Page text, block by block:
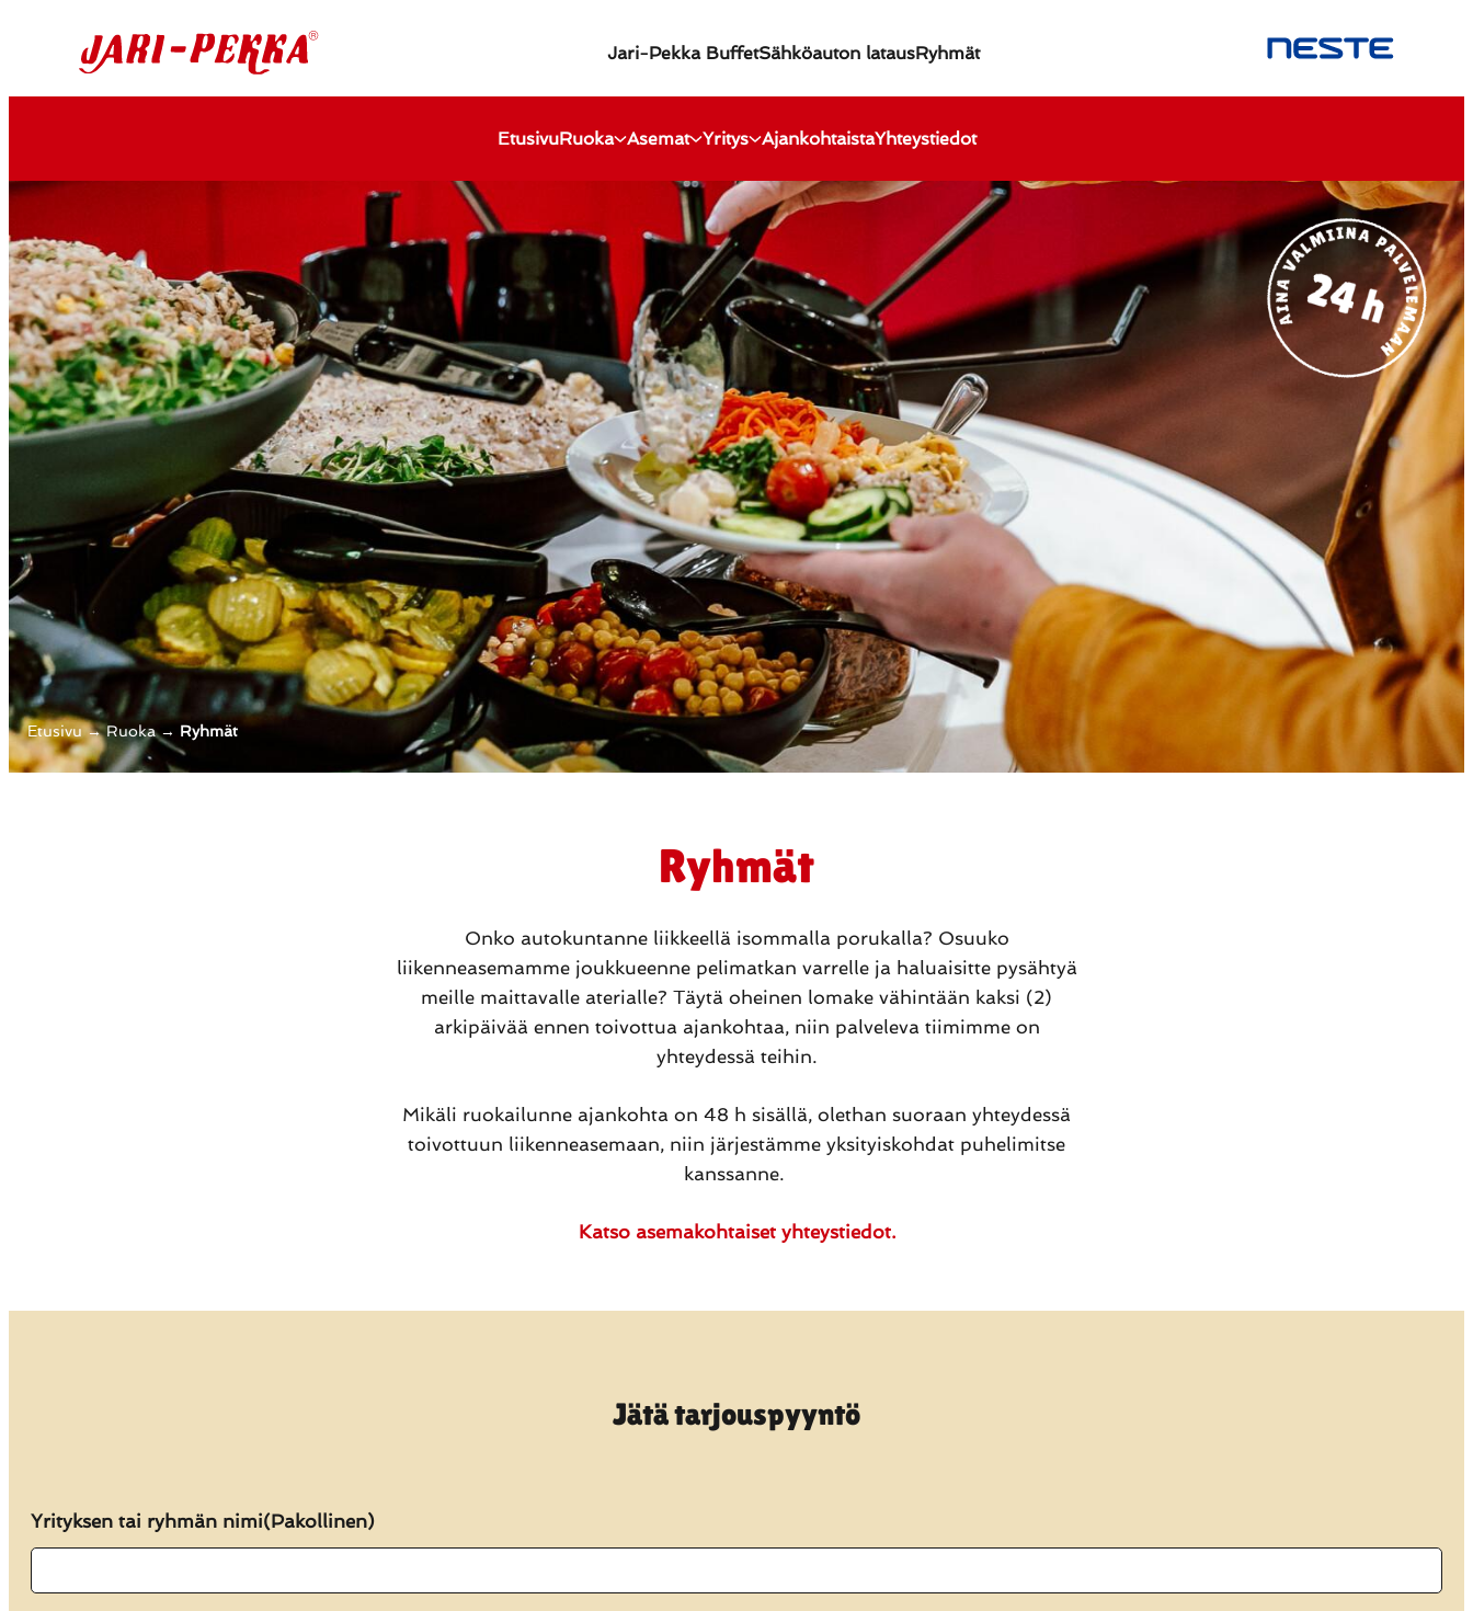
suoraanJari-Pekka Liikenneasemat 24h
päivää!
Jari-Pekka BuffetSähköauton latausRyhmät
Neste
EtusivuRuoka Asemat Yritys AjankohtaistaYhteystiedot
Etusivu→Ruoka→ Ryhmät
Ryhmät
Onko autokuntanne liikkeellä isommalla porukalla? Osuuko
liikenneasemamme joukkueenne pelimatkan varrelle ja haluaisitte pysähtyä
meille maittavalle aterialle? Täytä oheinen lomake vähintään kaksi (2)
arkipäivää ennen toivottua ajankohtaa, niin palveleva tiimimme on
yhteydessä teihin.
Mikäli ruokailunne ajankohta on 48 h sisällä, olethan suoraan yhteydessä
toivottuun liikenneasemaan, niin järjestämme yksityiskohdat puhelimitse
kanssanne.
Katso asemakohtaiset yhteystiedot.
Jätä tarjouspyyntö
"
(Pakollinen)
pakolliset
Yrityksen tai ryhmän nimi(Pakollinen)